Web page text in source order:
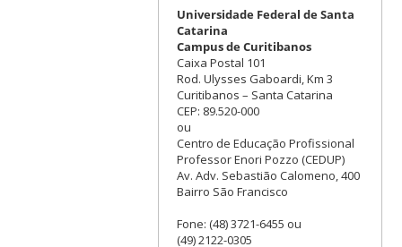
Universidade Federal de Santa
Catarina
Campus de Curitibanos
Caixa Postal 101
Rod. Ulysses Gaboardi, Km 3
Curitibanos – Santa Catarina
CEP: 89.520-000
ou
Centro de Educação Profissional
Professor Enori Pozzo (CEDUP)
Av. Adv. Sebastião Calomeno, 400
Bairro São Francisco
Fone: (48) 3721-6455 ou
(49) 2122-0305